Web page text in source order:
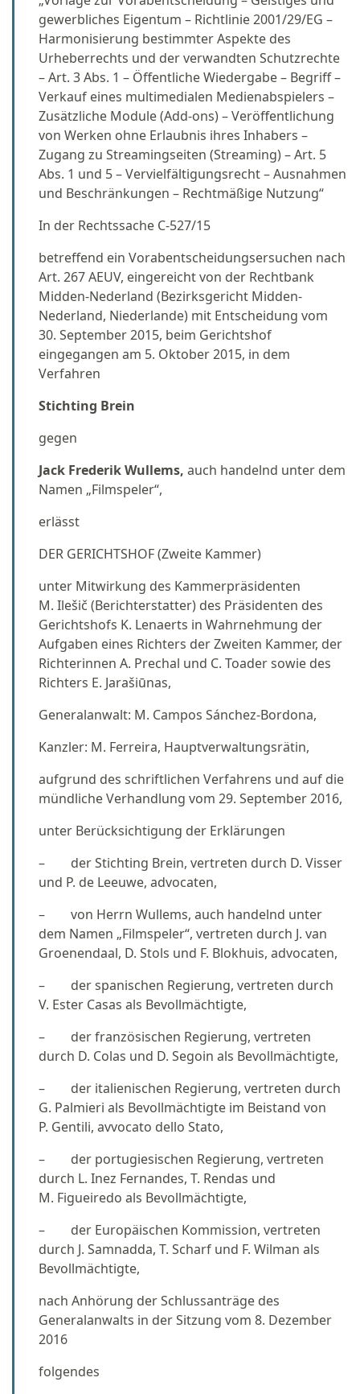
gewerbliches Eigentum – Richtlinie 2001/29/EG –
Harmonisierung bestimmter Aspekte des
Urheberrechts und der verwandten Schutzrechte
– Art. 3 Abs. 1 – Öffentliche Wiedergabe – Begriff –
Verkauf eines multimedialen Medienabspielers –
Zusätzliche Module (Add-ons) – Veröffentlichung
von Werken ohne Erlaubnis ihres Inhabers –
Zugang zu Streamingseiten (Streaming) – Art. 5
Abs. 1 und 5 – Vervielfältigungsrecht – Ausnahmen
und Beschränkungen – Rechtmäßige Nutzung“
In der Rechtssache C‑527/15
betreffend ein Vorabentscheidungsersuchen nach
Art. 267 AEUV, eingereicht von der Rechtbank
Midden-Nederland (Bezirksgericht Midden-
Nederland, Niederlande) mit Entscheidung vom
30. September 2015, beim Gerichtshof
eingegangen am 5. Oktober 2015, in dem
Verfahren
Stichting Brein
gegen
Jack Frederik Wullems, auch handelnd unter dem
Namen „Filmspeler“,
erlässt
DER GERICHTSHOF (Zweite Kammer)
unter Mitwirkung des Kammerpräsidenten
M. Ilešič (Berichterstatter) des Präsidenten des
Gerichtshofs K. Lenaerts in Wahrnehmung der
Aufgaben eines Richters der Zweiten Kammer, der
Richterinnen A. Prechal und C. Toader sowie des
Richters E. Jarašiūnas,
Generalanwalt: M. Campos Sánchez-Bordona,
Kanzler: M. Ferreira, Hauptverwaltungsrätin,
aufgrund des schriftlichen Verfahrens und auf die
mündliche Verhandlung vom 29. September 2016,
unter Berücksichtigung der Erklärungen
– der Stichting Brein, vertreten durch D. Visser
und P. de Leeuwe, advocaten,
– von Herrn Wullems, auch handelnd unter
dem Namen „Filmspeler“, vertreten durch J. van
Groenendaal, D. Stols und F. Blokhuis, advocaten,
– der spanischen Regierung, vertreten durch
V. Ester Casas als Bevollmächtigte,
– der französischen Regierung, vertreten
durch D. Colas und D. Segoin als Bevollmächtigte,
– der italienischen Regierung, vertreten durch
G. Palmieri als Bevollmächtigte im Beistand von
P. Gentili, avvocato dello Stato,
– der portugiesischen Regierung, vertreten
durch L. Inez Fernandes, T. Rendas und
M. Figueiredo als Bevollmächtigte,
– der Europäischen Kommission, vertreten
durch J. Samnadda, T. Scharf und F. Wilman als
Bevollmächtigte,
nach Anhörung der Schlussanträge des
Generalanwalts in der Sitzung vom 8. Dezember
2016
folgendes